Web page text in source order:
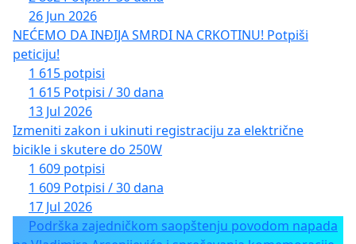
26 Jun 2026
NEĆEMO DA INĐIJA SMRDI NA CRKOTINU! Potpiši
peticiju!
1 615 potpisi
1 615 Potpisi / 30 dana
13 Jul 2026
Izmeniti zakon i ukinuti registraciju za električne
bicikle i skutere do 250W
1 609 potpisi
1 609 Potpisi / 30 dana
17 Jul 2026
Podrška zajedničkom saopštenju povodom napada